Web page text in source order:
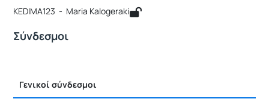
KEDIMA123 - Maria Kalogeraki
Σύνδεσμοι
Γενικοί σύνδεσμοι